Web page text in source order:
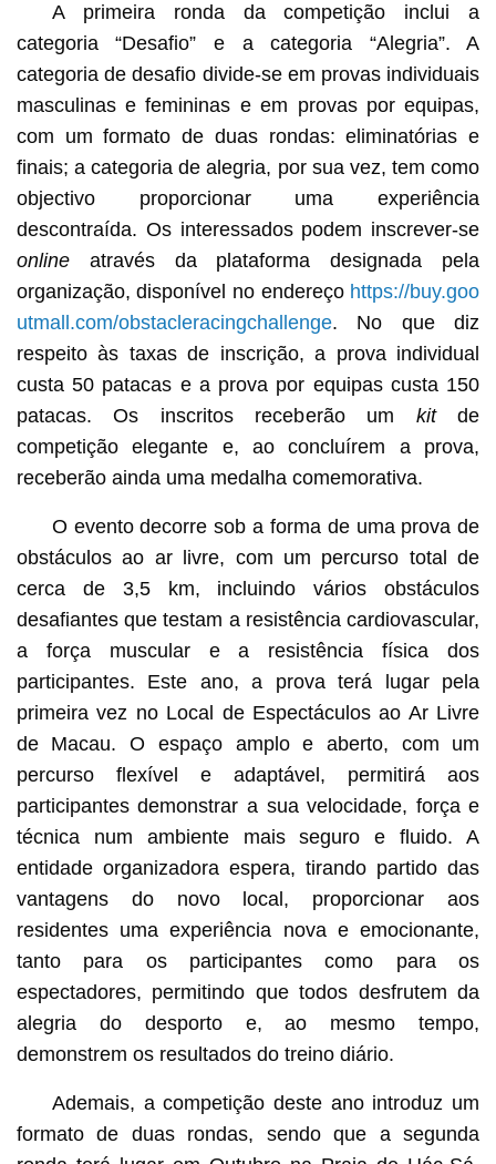
A primeira ronda da competição inclui a
categoria “Desafio” e a categoria “Alegria”. A
categoria de desafio divide-se em provas individuais
masculinas e femininas e em provas por equipas,
com um formato de duas rondas: eliminatórias e
finais; a categoria de alegria, por sua vez, tem como
objectivo proporcionar uma experiência
descontraída. Os interessados podem inscrever-se
onlineatravés da plataforma designada pela
organização, disponível no endereço https://buy.goo
utmall.com/obstacleracingchallenge. No que diz
respeito às taxas de inscrição, a prova individual
custa 50 patacas e a prova por equipas custa 150
patacas. Os inscritos receberão um kitde
competição elegante e, ao concluírem a prova,
receberão ainda uma medalha comemorativa.
O evento decorre sob a forma de uma prova de
obstáculos ao ar livre, com um percurso total de
cerca de 3,5 km, incluindo vários obstáculos
desafiantes que testam a resistência cardiovascular,
a força muscular e a resistência física dos
participantes. Este ano, a prova terá lugar pela
primeira vez no Local de Espectáculos ao Ar Livre
de Macau. O espaço amplo e aberto, com um
percurso flexível e adaptável, permitirá aos
participantes demonstrar a sua velocidade, força e
técnica num ambiente mais seguro e fluido. A
entidade organizadora espera, tirando partido das
vantagens do novo local, proporcionar aos
residentes uma experiência nova e emocionante,
tanto para os participantes como para os
espectadores, permitindo que todos desfrutem da
alegria do desporto e, ao mesmo tempo,
demonstrem os resultados do treino diário.
Ademais, a competição deste ano introduz um
formato de duas rondas, sendo que a segunda